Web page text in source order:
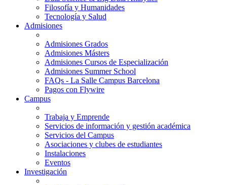
Filosofía y Humanidades
Tecnología y Salud
Admisiones
Admisiones Grados
Admisiones Másters
Admisiones Cursos de Especialización
Admisiones Summer School
FAQs - La Salle Campus Barcelona
Pagos con Flywire
Campus
Trabaja y Emprende
Servicios de información y gestión académica
Servicios del Campus
Asociaciones y clubes de estudiantes
Instalaciones
Eventos
Investigación